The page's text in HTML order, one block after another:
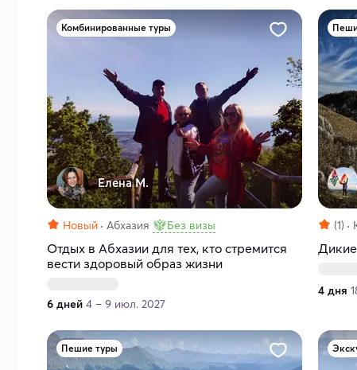
Комбинированные туры
Елена М.
Новый Абхазия Без визы
Отдых в Абхазии для тех, кто стремится
вести здоровый образ жизни
6 дней 4 – 9 июл. 2027
(1)
4 дня
Пешие туры